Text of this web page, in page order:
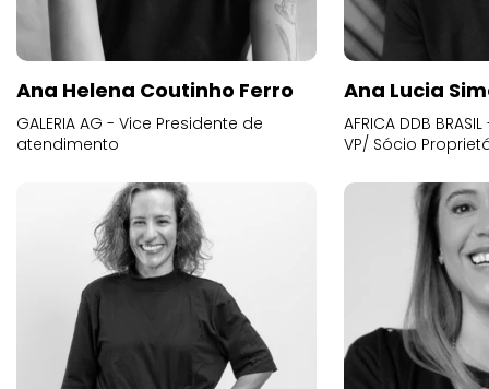
Ana Helena Coutinho Ferro
GALERIA AG - Vice Presidente de
atendimento
Ana Lucia
AFRICA DDB
VP/ Sócio